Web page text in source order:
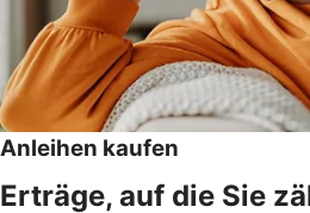
Anleihen kaufen
Erträge, auf die Sie